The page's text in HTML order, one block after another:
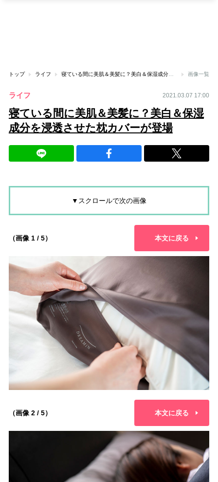
トップ ライフ 寝ている間に美肌＆美髪に？美白＆保湿成分を浸透させた枕カバーが登場 画像一覧
ライフ 2021.03.07 17:00
寝ている間に美肌＆美髪に？美白＆保湿
成分を浸透させた枕カバーが登場
▼スクロールで次の画像
（画像 1 / 5） 本文に戻る
（画像 2 / 5） 本文に戻る